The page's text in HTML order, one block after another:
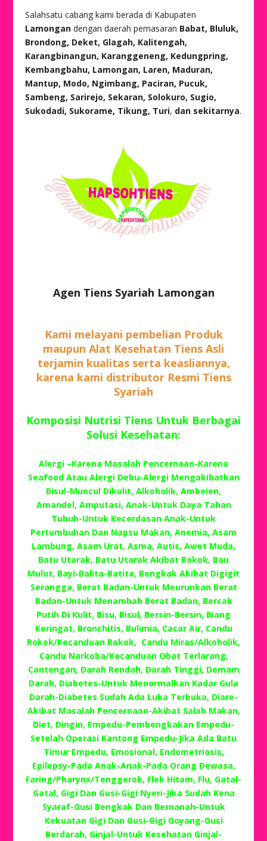
Salahsatu cabang kami berada di Kabupaten
Lamongandengan daerah pemasaran Babat, Bluluk,
Brondong, Deket, Glagah, Kalitengah,
Karangbinangun, Karanggeneng, Kedungpring,
Kembangbahu, Lamongan, Laren, Maduran,
Mantup, Modo, Ngimbang, Paciran, Pucuk,
Sambeng, Sarirejo, Sekaran, Solokuro, Sugio,
Sukodadi, Sukorame, Tikung, Turi, dan sekitarnya.
Agen Tiens Syariah Lamongan
Kami melayani pembelian Produk
maupun Alat Kesehatan Tiens Asli
terjamin kualitas serta keasliannya,
karena kami distributor Resmi Tiens
Syariah
Komposisi Nutrisi Tiens Untuk Berbagai
Solusi Kesehatan:
Alergi –Karena Masalah Pencernaan-Karena
Seafood Atau Alergi Debu-Alergi Mengakibatkan
Bisul-Muncul Dikulit, Alkoholik, Ambeien,
Amandel, Amputasi, Anak-Untuk Daya Tahan
Tubuh-Untuk Kecerdasan Anak-Untuk
Pertumbuhan Dan Napsu Makan, Anemia, Asam
Lambung, Asam Urat, Asma, Autis, Awet Muda,
Batu Utarak, Batu Utarak Akibat Rokok, Bau
Mulut, Bayi-Balita-Batita, Bengkak Akibat Digigit
Serangga, Berat Badan-Untuk Meurunkan Berat
Badan-Untuk Menambah Berat Badan, Bercak
Putih Di Kulit, Bisu, Bisul, Bersin-Bersin, Biang
Keringat, Bronchitis, Bulimia, Cacar Air, Candu
Rokok/Kecanduan Rokok, Candu Miras/Alkoholik,
Candu Narkoba/Kecanduan Obat Terlarang,
Cantengan, Darah Rendah, Darah Tinggi, Demam
Darah, Diabetes-Untuk Menormalkan Kadar Gula
Darah-Diabetes Sudah Ada Luka Terbuka, Diare-
Akibat Masalah Pencernaan-Akibat Salah Makan,
Diet, Dingin, Empedu-Pembengkakan Empedu-
Setelah Operasi Kantong Empedu-Jika Ada Batu
Timur Empedu, Emosional, Endometriosis,
Epilepsy-Pada Anak-Anak-Pada Orang Dewasa,
Faring/Pharynx/Tenggorok, Flek Hitam, Flu, Gatal-
Gatal, Gigi Dan Gusi-Gigi Nyeri-Jika Sudah Kena
Syaraf-Gusi Bengkak Dan Bernanah-Untuk
Kekuatan Gigi Dan Gusi-Gigi Goyang-Gusi
Berdarah, Ginjal-Untuk Kesehatan Ginjal-